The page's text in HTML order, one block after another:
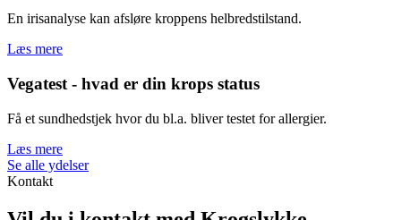
En irisanalyse kan afsløre kroppens helbredstilstand.
Læs mere
Vegatest - hvad er din krops status
Få et sundhedstjek hvor du bl.a. bliver testet for allergier.
Læs mere
Se alle ydelser
Kontakt